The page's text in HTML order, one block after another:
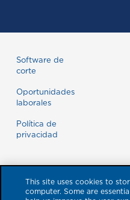
Software de
corte
Oportunidades
laborales
Política de
privacidad
This site uses cookies to
computer. Some are